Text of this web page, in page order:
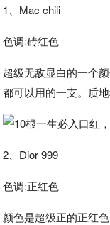
1、Mac chili
色调:砖红色
超级无敌显白的一个
都可以用的一支。质
2、Dior 999
色调:正红色
颜色是超级正的正红